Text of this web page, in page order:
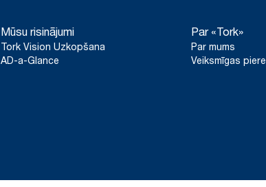
Mūsu risinājumi
Tork Vision Uzkopšana
AD-a-Glance
Par «Tork»
Par mums
Veiksmīgas